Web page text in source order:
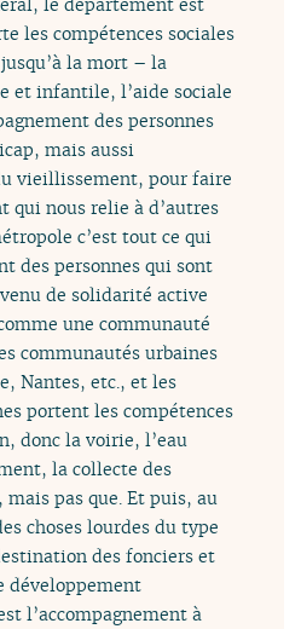
les compétences sociales
la mort – la
et infantile, l’aide sociale
des personnes
mais aussi
vieillissement, pour faire
qui nous relie à d’autres
c’est tout ce qui
des personnes qui sont
de solidarité active
une communauté
communautés urbaines
Nantes, etc., et les
portent les compétences
donc la voirie, l’eau
la collecte des
pas que. Et puis, au
choses lourdes du type
des fonciers et
développement
l’accompagnement à